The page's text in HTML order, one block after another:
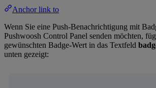
Anchor link to
Wenn Sie eine Push-Benachrichtigung mit
Pushwoosh Control Panel senden möchten,
gewünschten Badge-Wert in das Textfeld
unten gezeigt: